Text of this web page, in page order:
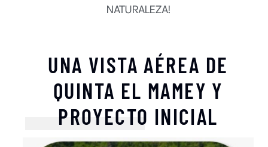
NATURALEZA!
UNA VISTA AÉREA DE
QUINTA EL MAMEY Y
PROYECTO INICIAL